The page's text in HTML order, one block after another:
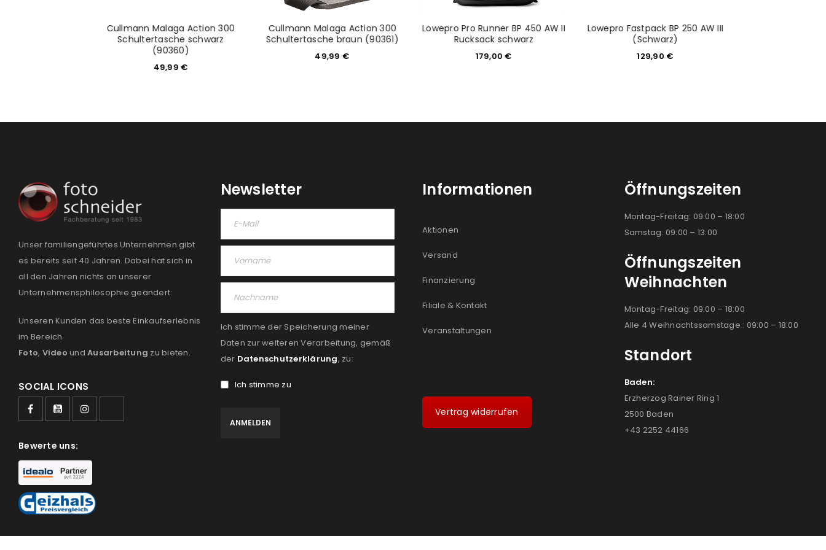
Cullmann Malaga Action 300
Schultertasche schwarz
(90360)
49,99 €
Cullmann Malaga Action 300
Schultertasche braun (90361)
49,99 €
Lowepro Pro Runner BP 450 AW II
Rucksack schwarz
179,00€
Lowepro Fastpack BP 250 AW III
(Schwarz)
129,90 €
Unser familiengeführtes Unternehmen gibt
es bereits seit 40 Jahren. Dabei hat sich in
all den Jahren nichts an unserer
Unternehmensphilosophie geändert:
Unseren Kunden das beste Einkaufserlebnis
im Bereich
Foto, Video und Ausarbeitung zu bieten.
SOCIAL ICONS
Bewerte uns:
Newsletter
Ich stimme der Speicherung meiner
Daten zur weiteren Verarbeitung, gemäß
der Datenschutzerklärung, zu:
Ich stimme zu
Informationen
Aktionen
Versand
Finanzierung
Filiale & Kontakt
Veranstaltungen
Vertrag widerrufen
Öffnungszeiten
Montag-Freitag: 09:00 – 18:00
Samstag: 09:00 – 13:00
Öffnungszeiten
Weihnachten
Montag-Freitag: 09:00 – 18:00
Alle 4 Weihnachtssamstage : 09:00 – 18:00
Standort
Baden:
Erzherzog Rainer Ring 1
2500 Baden
+43 2252 44166